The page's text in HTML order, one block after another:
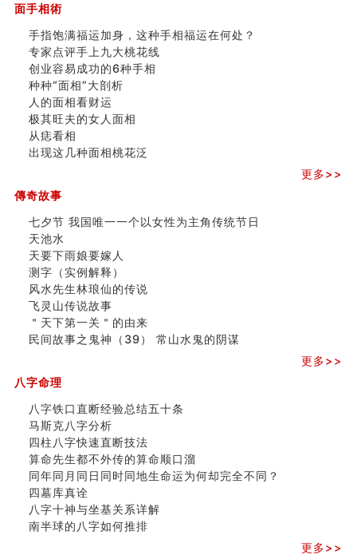
精选1000个五行属火的字
玄空本义(七)
刘燮鈞讲人相 手纹与命运(二)
商铺如何摆放物品催财招财
极其旺夫的女人面相
家居常見風水形煞及化解方法 (二)
居家風水懶人包！房子煞氣怎麼看？風水禁忌有哪些？有
這樣風水的房子別�
南半球的八字如何推排
风水先生林琅仙的传说
从痣看相
姓名陰陽配置的凶吉
六爻測住宅風水 (四)
玄空本义 (五)
财务办公室风水布局
精选1500个五行属木的字
玄空本义 (四)
八字算命：女命八字里日坐伤官克夫？
六爻算卦：我俩之间是否还命中有未尽的缘分？
清朝慈禧太后命造 (名人八字淺析七）
飞灵山传说故事
命理解说：想请问什么时候能够遇到姻缘结婚？
商舖選址的風水講究 (下)
吉凶神跳上大运时的断法【四柱技巧】
家居常見風水形煞及化解方法 (一)
刘燮鈞讲人相 手纹与命运(一)
玄空本义 (二)
大門風水五大禁忌！大門風水擺設？門中門風水解方？
面手相術
手指饱满福运加身，这种手相福运在何处？
专家点评手上九大桃花线
创业容易成功的6种手相
种种“面相”大剖析
人的面相看财运
极其旺夫的女人面相
从痣看相
出现这几种面相桃花泛
更多>>
傳奇故事
七夕节 我国唯一一个以女性为主角传统节日
天池水
天要下雨娘要嫁人
测字（实例解释）
风水先生林琅仙的传说
飞灵山传说故事
＂天下第一关＂的由来
民间故事之鬼神（39） 常山水鬼的阴谋
更多>>
八字命理
八字铁口直断经验总结五十条
马斯克八字分析
四柱八字快速直断技法
算命先生都不外传的算命顺口溜
同年同月同日同时同地生命运为何却完全不同？
四墓库真诠
八字十神与坐基关系详解
南半球的八字如何推排
更多>>